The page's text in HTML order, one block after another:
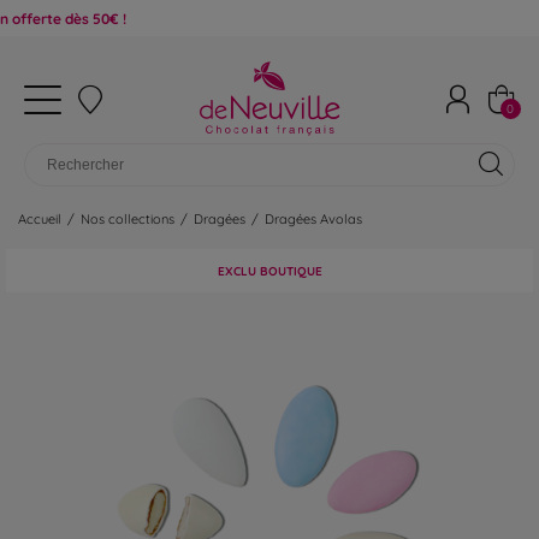
50€ !
0
Accueil / Nos collections / Dragées / Dragées Avolas
EXCLU BOUTIQUE